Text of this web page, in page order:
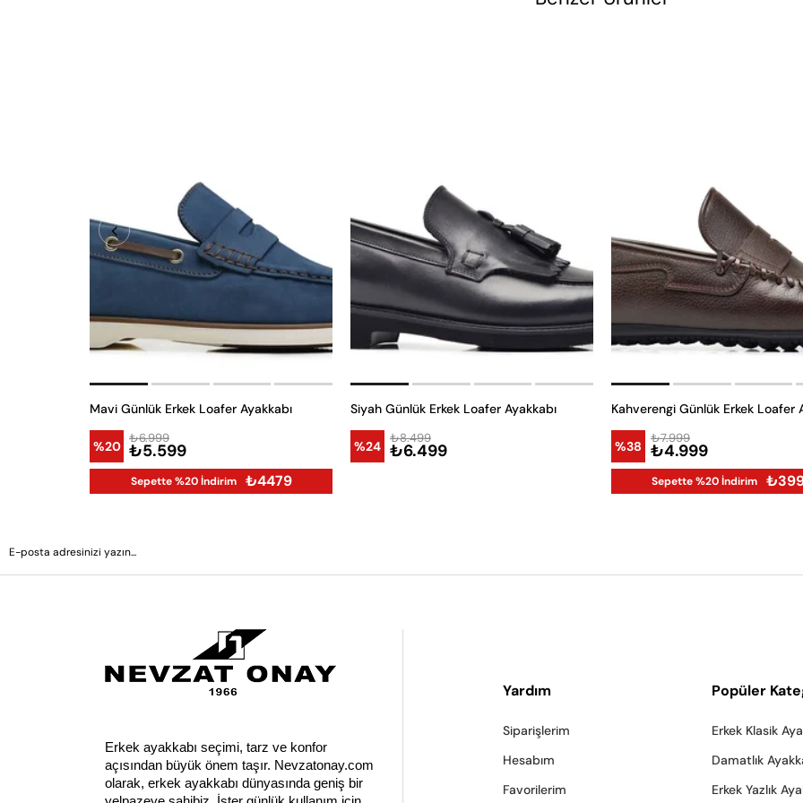
Mavi Günlük Erkek Loafer Ayakkabı
%20 ₺5.599
₺6.999
Sepette %20 İndirim ₺4479
Siyah Günlük Erkek Loafer Ayakkabı
%24 ₺6.499
₺8.499
Kahverengi Günlük Erkek Loafer
%38 ₺4.999
₺7.999
Sepette %20 İndirim
Erkek ayakkabı seçimi, tarz ve konfor
açısından büyük önem taşır. Nevzatonay.com
olarak, erkek ayakkabı dünyasında geniş bir
Yardım
Siparişlerim
Hesabım
Favorilerim
Popüler
Erkek Klasik
Damatlık
Erkek Yazlık